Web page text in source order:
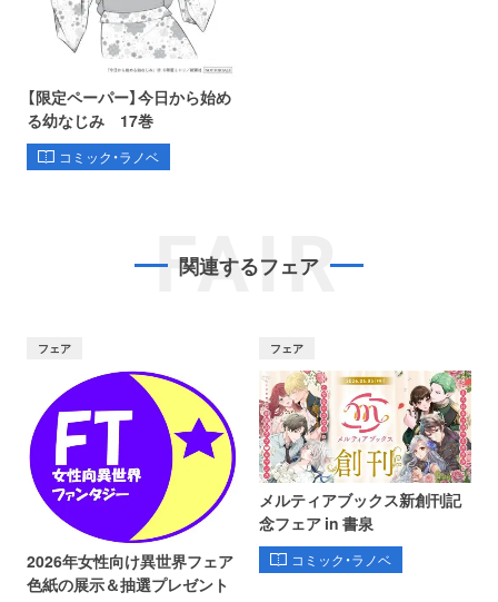
【限定ペーパー】今日から始め
る幼なじみ 17巻
コミック・ラノベ
FAIR
関連するフェア
フェア
2026年女性向け異世界フェア
色紙の展示＆抽選プレゼント
フェア
メルティアブックス新創刊記
念フェア in 書泉
コミック・ラノベ